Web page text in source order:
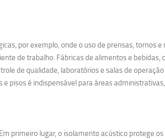
por exemplo, onde o uso de prensas, tornos
de trabalho. Fábricas de alimentos e bebidas,
de qualidade, laboratórios e salas de
pisos é indispensável para áreas
primeiro lugar, o isolamento acústico protege